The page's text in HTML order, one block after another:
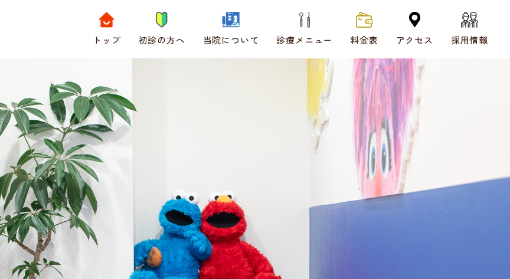
トップ 初診の方へ 当院について 診療メニュー 料金表 アクセス 採用情報